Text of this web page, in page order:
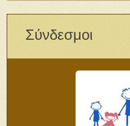
Σύνδεσμοι